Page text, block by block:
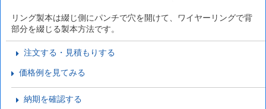
リング製本は綴じ側にパンチで穴を開けて、ワイヤーリングで背
部分を綴じる製本方法です。
注文する・見積もりする
価格例を見てみる
納期を確認する